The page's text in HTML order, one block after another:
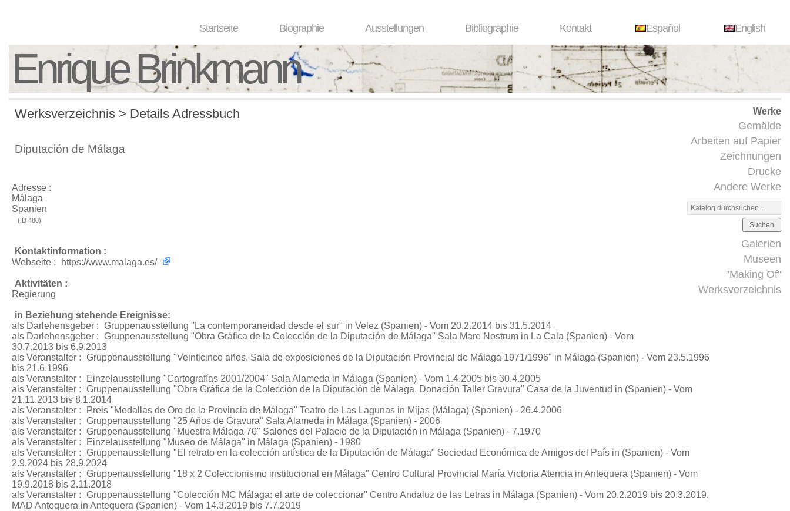
Startseite Biographie Ausstellungen Bibliographie Kontakt Español English
Enrique Brinkmann
Werke
Gemälde
Arbeiten auf Papier
Zeichnungen
Drucke
Andere Werke
Suchen
Galerien
Museen
"Making Of"
Werksverzeichnis
Werksverzeichnis > Details Adressbuch
Diputación de Málaga
Adresse :
Málaga
Spanien
(ID 480)
Kontaktinformation :
Webseite :
https://www.malaga.es/
Aktivitäten :
Regierung
in Beziehung stehende Ereignisse:
als Darlehensgeber : Gruppenausstellung "La contemporaneidad desde el sur" in Velez (Spanien) - Vom 20.2.2014 bis 31.5.2014
als Darlehensgeber : Gruppenausstellung "Obra Gráfica de la Colección de la Diputación de Málaga" Sala Mare Nostrum in La Cala (Spanien) - Vom
30.7.2013 bis 6.9.2013
als Veranstalter : Gruppenausstellung "Veinticinco años. Sala de exposiciones de la Diputación Provincial de Málaga 1971/1996" in Málaga (Spanien) - Vom 23.5.1996
bis 21.6.1996
als Veranstalter :
Einzelausstellung "Cartografías 2001/2004" Sala Alameda in Málaga (Spanien) - Vom 1.4.2005 bis 30.4.2005
als Veranstalter : Gruppenausstellung "Obra Gráfica de la Colección de la Diputación de Málaga. Donación Taller Gravura" Casa de la Juventud in (Spanien) - Vom
21.11.2013 bis 8.1.2014
als Veranstalter :
Preis "Medallas de Oro de la Provincia de Málaga" Teatro de Las Lagunas in Mijas (Málaga) (Spanien) - 26.4.2006
als Veranstalter : Gruppenausstellung "25 Años de Gravura" Sala Alameda in Málaga (Spanien) - 2006
als Veranstalter : Gruppenausstellung "Muestra Málaga 70" Salones del Palacio de la Diputación in Málaga (Spanien) - 7.1970
als Veranstalter :
Einzelausstellung "Museo de Málaga" in Málaga (Spanien) - 1980
als Veranstalter : Gruppenausstellung "El retrato en la colección artística de la Diputación de Málaga" Sociedad Económica de Amigos del País in (Spanien) - Vom
2.9.2024 bis 28.9.2024
als Veranstalter : Gruppenausstellung "18 x 2 Coleccionismo institucional en Málaga" Centro Cultural Provincial María Victoria Atencia in Antequera (Spanien) - Vom
19.9.2018 bis 2.11.2018
als Veranstalter : Gruppenausstellung "Colección MC Málaga: el arte de coleccionar" Centro Andaluz de las Letras in Málaga (Spanien) - Vom 20.2.2019 bis 20.3.2019,
MAD Antequera in Antequera (Spanien) - Vom 14.3.2019 bis 7.7.2019